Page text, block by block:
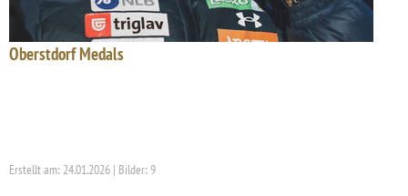
Oberstdorf Medals
Erstellt am: 24.01.2026 | Bilder: 9